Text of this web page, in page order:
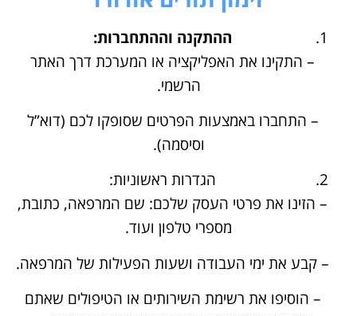
ההתקנה וההתחברות:
– התקינו את האפליקציה או המערכת דרך האתר
הרשמי.
– התחברו באמצעות הפרטים שסופקו לכם (דוא”ל
וסיסמה).
הגדרות ראשוניות:
– הזינו את פרטי העסק שלכם: שם המרפאה, כתובת,
מספרי טלפון ועוד.
– קבע את ימי העבודה ושעות הפעילות של המרפאה.
– הוסיפו את רשימת השירותים או הטיפולים שאתם